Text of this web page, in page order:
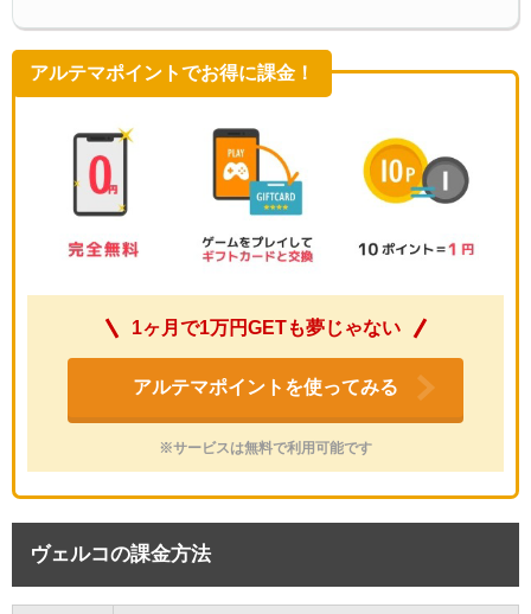
アルテマポイントでお得に課金！
1ヶ月で1万円GETも夢じゃない
アルテマポイントを使ってみる
※サービスは無料で利用可能です
ヴェルコの課金方法